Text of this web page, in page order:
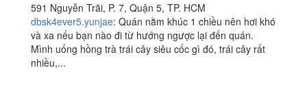
591 Nguyễn Trãi, P. 7, Quận 5, TP. HCM
dbsk4ever5.yunjae: Quán nằm khúc 1 chiều nên hơi khó
và xa nếu bạn nào đi từ hướng ngược lại đến quán.
Mình uống hồng trà trái cây siêu cốc gì đó, trái cây rất
nhiều,...